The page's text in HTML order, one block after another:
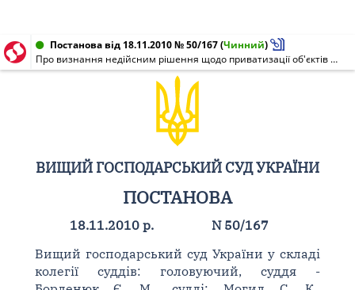
Постанова від 18.11.2010 № 50/167(Чинний)
Про визнання недійсним рішення щодо приватизації об'єктів права комунальної власності територіальної громади міста Києва
ВИЩИЙ ГОСПОДАРСЬКИЙ СУД УКРАЇНИ
ПОСТАНОВА
18.11.2010 р.
N 50/167
Вищий господарський суд України у складі
колегії суддів: головуючий, суддя -